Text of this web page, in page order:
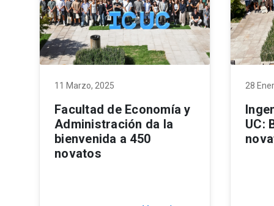
11 Marzo, 2025
Facultad de Economía y
Administración da la
bienvenida a 450
novatos
28
UC: